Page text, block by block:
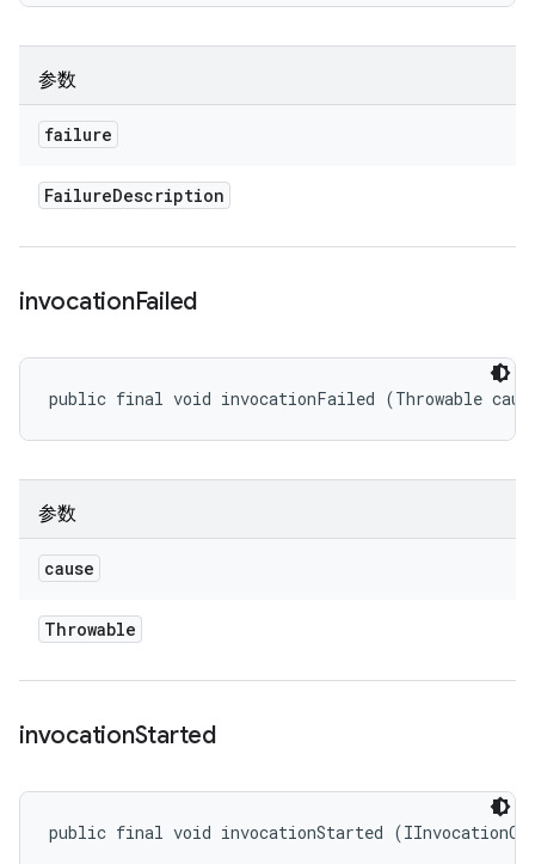
参数
failure
FailureDescription
invocationFailed
public final void invocationFailed (Throwable
参数
cause
Throwable
invocationStarted
public final void invocationStarted